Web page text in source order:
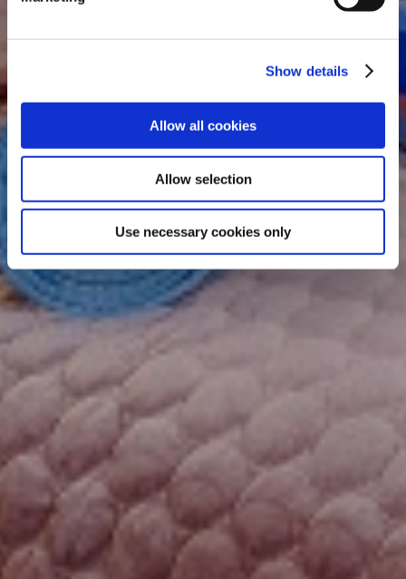
Show details
Allow all cookies
Allow selection
Use necessary cookies only